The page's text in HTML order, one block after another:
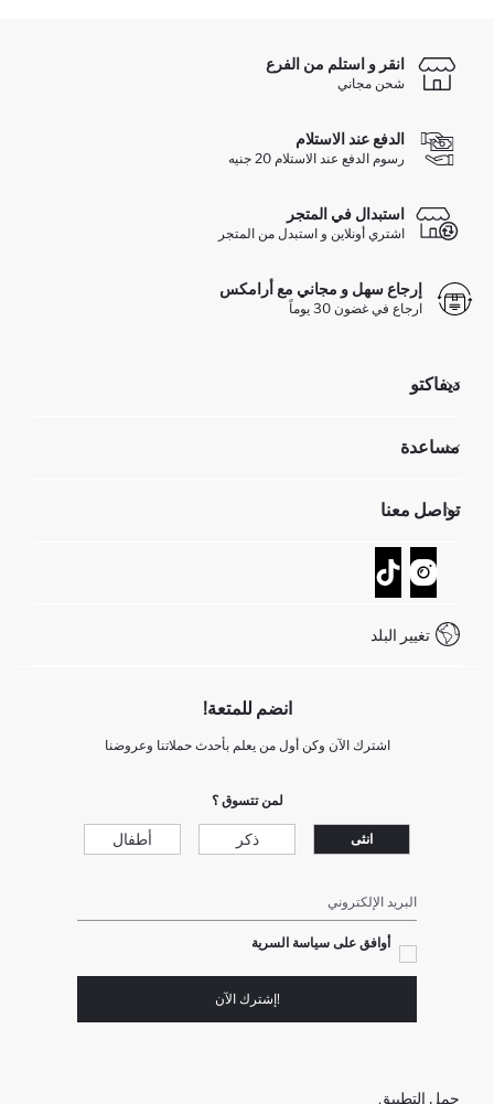
انقر و استلم من الفرع
شحن مجاني
الدفع عند الاستلام
رسوم الدفع عند الاستلام 20 جنيه
استبدال في المتجر
اشتري أونلاين و استبدل من المتجر
إرجاع سهل و مجاني مع أرامكس
ارجاع في غضون 30 يوماً
ديفاكتو
تعرف علينا
GIFT CLUB
مساعدة
عمليات الارجاع و الاستبدال السهلة
تتبع الشحنة
كيف يمكنك التسوق في ديفاكتو ؟
كيف تدفع في ديفاكتو؟
شروط المنافسة
تواصل معنا
نموذج الاتصال
خدمة العملاء
Call Center 19782
تغيير البلد
انضم للمتعة!
اشترك الآن وكن أول من يعلم بأحدث حملاتنا وعروضنا
لمن تتسوق ؟
انثى ذكر أطفال
البريد الإلكتروني
أوافق على سياسة السرية
!إشترك الآن
حمل التطبيق